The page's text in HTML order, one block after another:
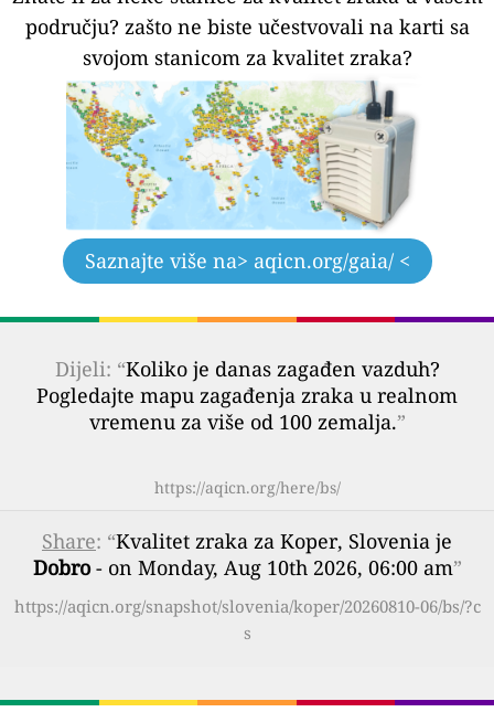
području? zašto ne biste učestvovali na karti sa
svojom stanicom za kvalitet zraka?
Saznajte više na> aqicn.org/gaia/ <
Dijeli: “Koliko je danas zagađen vazduh?
Pogledajte mapu zagađenja zraka u realnom
vremenu za više od 100 zemalja.”
https://aqicn.org/here/bs/
Share: “Kvalitet zraka za Koper, Slovenia je
Dobro- on Monday, Aug 10th 2026, 06:00 am”
https://aqicn.org/snapshot/slovenia/koper/20260810-06/bs/?c
s